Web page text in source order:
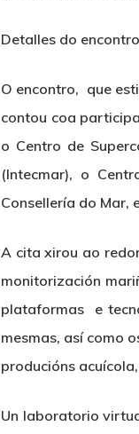
Detalles do encontro
O encontro, que
contou coa
o Centro de
(Intecmar), o
Consellería do Mar,
A cita xirou ao
monitorización
plataformas e
mesmas, así como
producións
Un laboratorio